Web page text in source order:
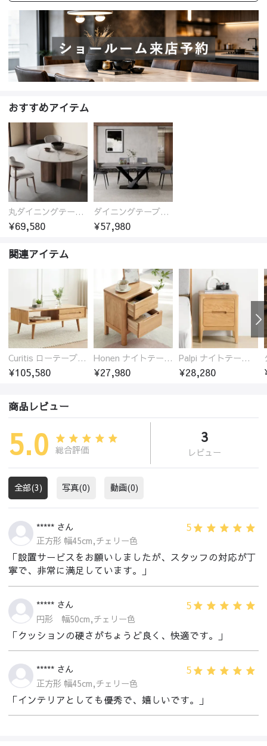
おすすめアイテム
丸ダイニングテーブル セラミック天板 耐熱 キズに強い 丸型 北欧 無垢材 円卓 円型
¥69,580
ダイニングテーブル おしゃれ セラミック天板 大理石柄 食卓 4人用 4人 6人 140cm 160cm 180cm 耐久性 耐熱 食事テーブル
¥57,980
関連アイテム
Curitis ローテーブル センターテーブル オーク材 収納付き 2色選び シンプル ほぞ継ぎ 5サイズ
¥105,580
Honen ナイトテーブル サイドテーブル 引き出し2杯 オーク材 木製 無垢材
¥27,980
Palpi ナイトテーブル サイドテーブル 引き出し2杯 オーク材 木製 無垢材
¥28,280
商品レビュー
5.0 総合評価
3
レビュー
全部(3) 写真(0) 動画(0)
***** さん 5
正方形 幅45cm,チェリー色
「設置サービスをお願いしましたが、スタッフの対応が丁
寧で、非常に満足しています。」
***** さん 5
円形 幅50cm,チェリー色
「クッションの硬さがちょうど良く、快適です。」
***** さん 5
正方形 幅45cm,チェリー色
「インテリアとしても優秀で、嬉しいです。」